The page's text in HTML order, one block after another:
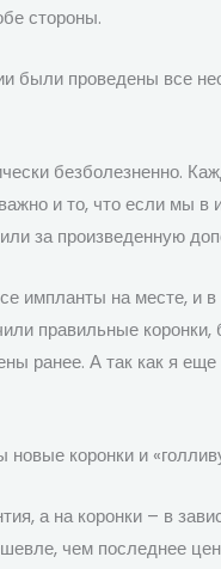
стороны.
были проведены все
безболезненно.
и то, что если мы в
за произведенную
на месте, и
правильные
ранее. А так как я
коронки и
а на коронки – в
чем последнее